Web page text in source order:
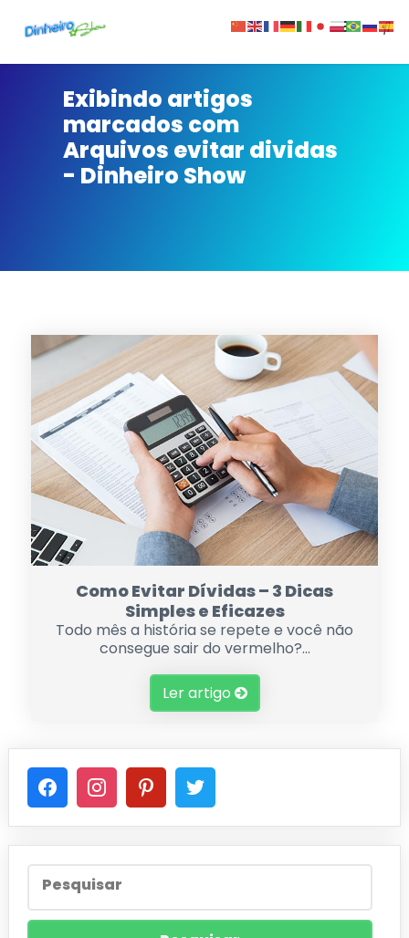
Sobre
Contato
Privacidade
Exibindo artigos
marcados com
Arquivos evitar dividas
- Dinheiro Show
Como Evitar Dívidas – 3 Dicas
Simples e Eficazes
Todo mês a história se repete e você não
consegue sair do vermelho?...
Ler artigo